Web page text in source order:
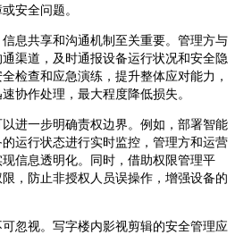
安全问题。
息共享和沟通机制至关重要。管理方与
渠道，及时通报设备运行状况和安全隐
检查和应急演练，提升整体应对能力，
协作处理，最大程度降低损失。
进一步明确责权边界。例如，部署智能
运行状态进行实时监控，管理方和运营
信息透明化。同时，借助权限管理平
，防止非授权人员误操作，增强设备的
忽视。写字楼内影视剪辑的安全管理应